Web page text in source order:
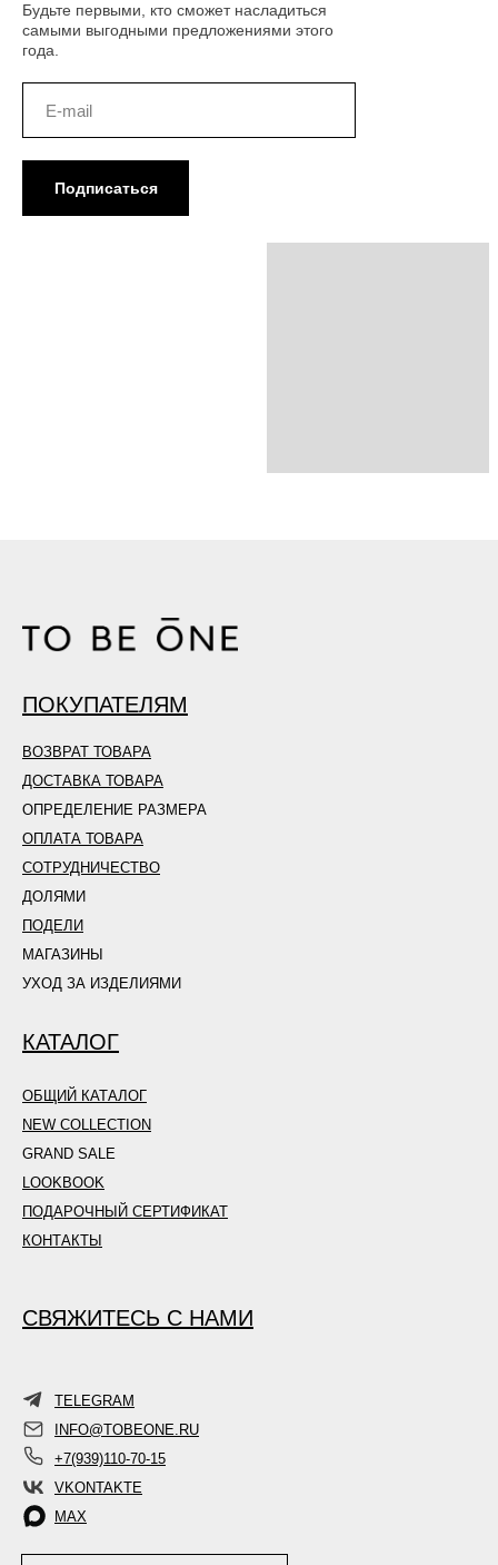
Подписаться
Будьте первыми, кто сможет насладиться
самыми выгодными предложениями этого
года.
TELEGRAM
INFO@TOBEONE.RU
+7(939)110-70-15
VKONTAKTE
MAX
ПОКУПАТЕЛЯМ
ВОЗВРАТ ТОВАРА
ДОСТАВКА ТОВАРА
ОПРЕДЕЛЕНИЕ РАЗМЕРА
ОПЛАТА ТОВАРА
СОТРУДНИЧЕСТВО
ДОЛЯМИ
ПОДЕЛИ
МАГАЗИНЫ
УХОД ЗА ИЗДЕЛИЯМИ
КАТАЛОГ
ОБЩИЙ КАТАЛОГ
NEW COLLECTION
GRAND SALE
LOOKBOOK
ПОДАРОЧНЫЙ СЕРТИФИКАТ
КОНТАКТЫ
СВЯЖИТЕСЬ С НАМИ